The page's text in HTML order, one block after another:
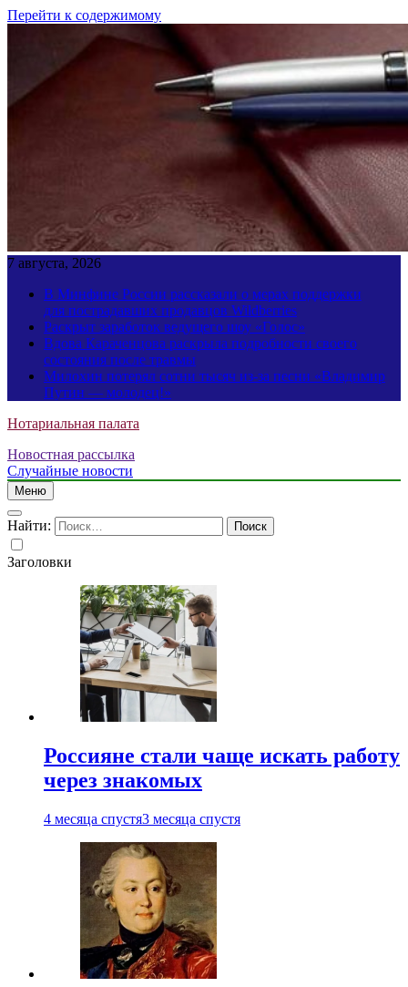
Перейти к содержимому
7 августа, 2026
В Минфине России рассказали о мерах поддержки
для пострадавших продавцов Wildberries
Раскрыт заработок ведущего шоу «Голос»
Вдова Караченцова раскрыла подробности своего
состояния после травмы
Милохин потерял сотни тысяч из-за песни «Владимир
Путин — молодец!»
Нотариальная палата
Новостная рассылка
Случайные новости
Меню
Найти:
Заголовки
Россияне стали чаще искать работу
через знакомых
4 месяца спустя3 месяца спустя